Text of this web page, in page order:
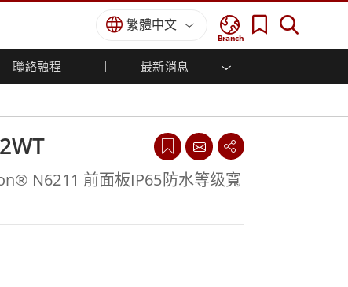
Branch
繁體中文
聯絡融程 最新消息
國防等級強固觸控筆記型電腦
國防等級強固型平板電腦
國防等級超強固型平板電腦
國防等級工業電腦
國防等級顯示器 / NVIS 顯示器
地面控制站
船舶解決方案
軍事國防解決方案
綠能減碳解決方案
專業認證／符合標準
N6211 前面板IP65防水等级寬